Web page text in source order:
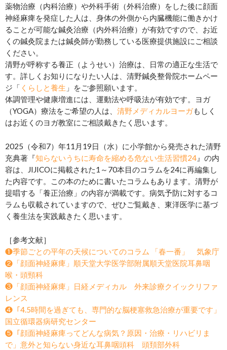
薬物治療（内科治療）や外科手術（外科治療）をした後に顔面
神経麻痺を発症した人は、身体の外側から内臓機能に働きかけ
ることが可能な鍼灸治療（内外科治療）が有効ですので、お近
くの鍼灸院または鍼灸師が勤務している医療提供施設にご相談
ください。
清野が呼称する養正（ようせい）治療は、日常の適正な生活で
す。詳しくお知りになりたい人は、清野鍼灸整骨院ホームペー
ジ「 くらしと養生 」をご参照願います。
体調管理や健康増進には、運動法や呼吸法が有効です。ヨガ
（YOGA）療法をご希望の人は、 清野メディカルヨーガもしく
はお近くのヨガ教室にご相談戴きたく思います。
2025（令和7）年11月19日（水）に小学館から発売された清野
充典著『知らないうちに寿命を縮める危ない生活習慣24 』の内
容は、JIJICOに掲載された1～70本目のコラムを24に再編集し
た内容です。この本のために書いたコラムもあります。清野が
提唱する「養正治療」の内容が満載です。病気予防に対するコ
ラムも収載されていますので、ぜひご覧戴き、東洋医学に基づ
く養生法を実践戴きたく思います。
［参考文献］
❶季節ごとの平年の天候についてのコラム 「春一番」 気象庁
❷「顔面神経麻痺」順天堂大学医学部附属順天堂医院耳鼻咽
喉・頭頸科
❸「顔面神経麻痺」日経メディカル 外来診療クイックリファ
レンス
❹「4.5時間を過ぎても、専門的な脳梗塞救急治療が重要です」
国立循環器病研究センター
❺「顔面神経麻痺ってどんな病気？原因・治療・リハビリま
で」意外と知らない身近な耳鼻咽頭科 頭頚部外科